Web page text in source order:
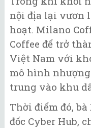
nội địa lại vươn
hoạt. Milano
Coffee để trở
Việt Nam với
mô hình
trung vào khu
Thời điểm đó,
đốc Cyber Hub,